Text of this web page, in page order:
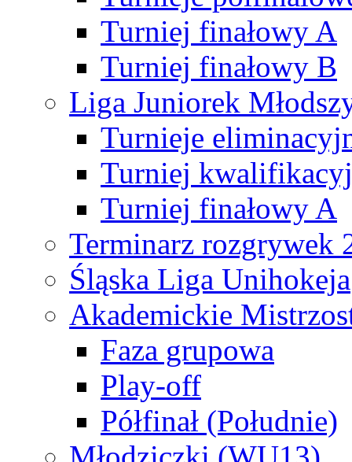
Turniej finałowy A
Turniej finałowy B
Liga Juniorek
Turnieje
Turniej
Turniej finałowy A
Terminarz rozgrywek
Śląska Liga Unihokeja
Akademickie
Faza grupowa
Play-off
Półfinał (Południe)